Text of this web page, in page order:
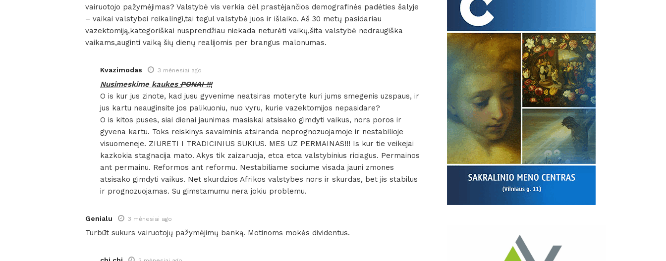
vairuotojo pažymėjimas? Valstybė vis verkia dėl prastėjančios demografinės padėties šalyje
– vaikai valstybei reikalingi,tai tegul valstybė juos ir išlaiko. Aš 30 metų pasidariau
vazektomiją,kategoriškai nusprendžiau niekada neturėti vaikų,šita valstybė nedraugiška
vaikams,auginti vaiką šių dienų realijomis per brangus malonumas.
Kvazimodas 3 mėnesiai ago
Nusimeskime kaukes PONAI !!!
O is kur jus zinote, kad jusu gyvenime neatsiras moteryte kuri jums smegenis uzspaus, ir
jus kartu neauginsite jos palikuoniu, nuo vyru, kurie vazektomijos nepasidare?
O is kitos puses, siai dienai jaunimas masiskai atsisako gimdyti vaikus, nors poros ir
gyvena kartu. Toks reiskinys savaiminis atsiranda neprognozuojamoje ir nestabilioje
visuomeneje. ZIURETI I TRADICINIUS SUKIUS. MES UZ PERMAINAS!!! Is kur tie veikejai
kazkokia stagnacija mato. Akys tik zaizaruoja, etca etca valstybinius riciagus. Permainos
ant permainu. Reformos ant reformu. Nestabiliame sociume visada jauni zmones
atsisako gimdyti vaikus. Net skurdzios Afrikos valstybes nors ir skurdas, bet jis stabilus
ir prognozuojamas. Su gimstamumu nera jokiu problemu.
Genialu 3 mėnesiai ago
Turbūt sukurs vairuotojų pažymėjimų banką. Motinoms mokės dividentus.